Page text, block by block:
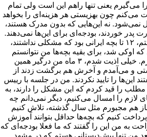
می‌گیرم یعنی تنها راهم این است ولی تمام
می‌کنم چون بهزیستی هر هزینه‌ای را بخواهد
نمی‌شود. نه این‌هایی که بدون مدرک هستند،
پدر خوردند، بودجه‌ای برای این‌ها نمی‌دهند.
من حدود ۷۰ تا بچه داشتم، ۱۲ تا بچه ایرانی بود که مشکلی نداشتند،
که اوکی شد، برای بقیه بچه‌ها من نتوانستم
برای‌شان بودجه‌ای بگیرم. خیلی اذیت شدم، ۳ ماه من درگیر همین
و می‌آمدم و آخرش هم برگشت زدند از
این‌ها را تایید نکردند. من در جلسه با رییس
را قید کردم که این مشکل را دارند، به
لازم را امسال می‌کنیم، دیگر نمی‌دانم چه
هم مجبورم مثل سال گذشته، تلاش کنیم
کنیم که بچه‌ها حداقل بتوانند آموزش
به من این را گفتند که ما فعلا بودجه‌ای که
بعد من تنها پیش‌دبستانی هستم که در مشهد